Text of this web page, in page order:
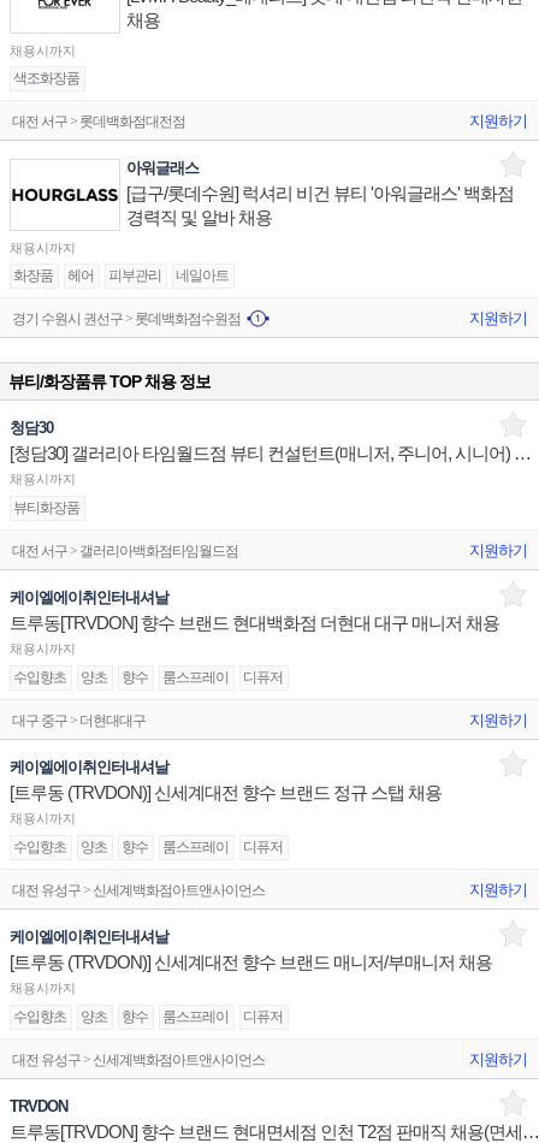
채용
채용시까지
색조화장품
대전 서구 > 롯데백화점대전점 지원하기
아워글래스
[급구/롯데수원] 럭셔리 비건 뷰티 '아워글래스' 백화점
경력직 및 알바 채용
채용시까지
화장품 헤어 피부관리 네일아트
경기 수원시 권선구 > 롯데백화점수원점 지원하기
뷰티/화장품류 TOP 채용 정보
청담30
[청담30] 갤러리아 타임월드점 뷰티 컨설턴트(매니저, 주니어, 시니어) 채용
채용시까지
뷰티화장품
대전 서구 > 갤러리아백화점타임월드점 지원하기
케이엘에이취인터내셔날
트루동[TRVDON] 향수 브랜드 현대백화점 더현대 대구 매니저 채용
채용시까지
수입향초 양초 향수 룸스프레이 디퓨저
대구 중구 > 더현대대구 지원하기
케이엘에이취인터내셔날
[트루동 (TRVDON)] 신세계대전 향수 브랜드 정규 스탭 채용
채용시까지
수입향초 양초 향수 룸스프레이 디퓨저
대전 유성구 > 신세계백화점아트앤사이언스 지원하기
케이엘에이취인터내셔날
[트루동 (TRVDON)] 신세계대전 향수 브랜드 매니저/부매니저 채용
채용시까지
수입향초 양초 향수 룸스프레이 디퓨저
대전 유성구 > 신세계백화점아트앤사이언스 지원하기
TRVDON
트루동[TRVDON] 향수 브랜드 현대면세점 인천 T2점 판매직 채용(면세점 경력자우대)